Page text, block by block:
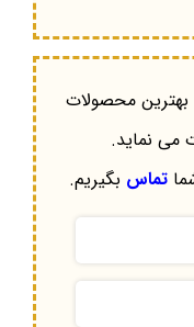
بهترین محصولات
می نماید.
تماس بگیریم.